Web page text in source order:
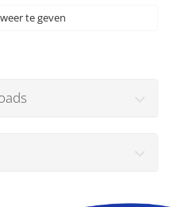
te geven